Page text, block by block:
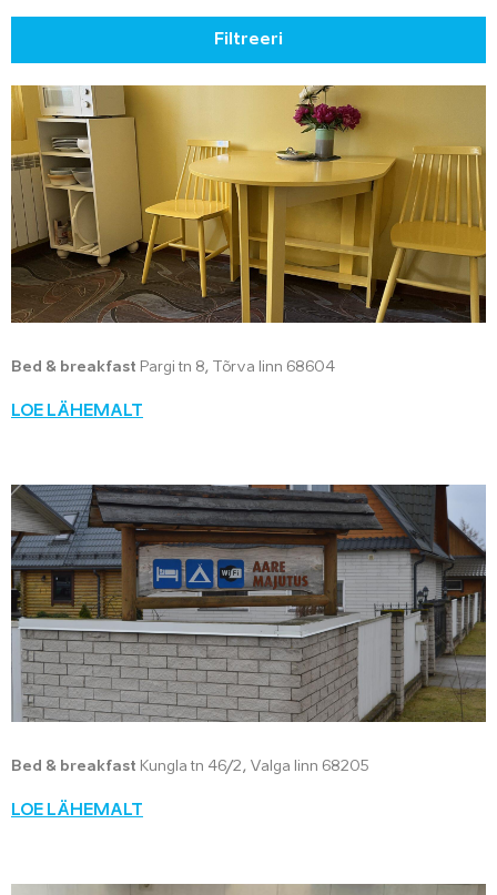
Filtreeri
Bed & breakfast Pargi tn 8, Tõrva linn 68604
LOE LÄHEMALT
Bed & breakfast Kungla tn 46/2, Valga linn 68205
LOE LÄHEMALT